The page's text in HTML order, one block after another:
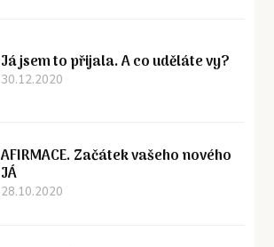
Já jsem to přijala. A co uděláte vy?
30.12.2020
AFIRMACE. Začátek vašeho nového
JÁ
28.10.2020